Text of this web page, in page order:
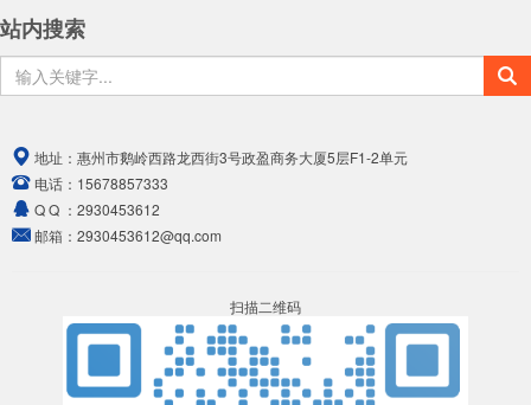
站内搜索
地址： 惠州市鹅岭西路龙西街3号政盈商务大厦5层F1-2单元
电话： 15678857333
Q Q ： 2930453612
邮箱： 2930453612@qq.com
扫描二维码